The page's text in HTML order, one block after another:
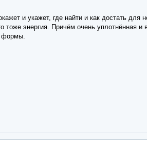
и укажет, где найти и как достать
тоже энергия. Причём очень уплотнённая
формы.